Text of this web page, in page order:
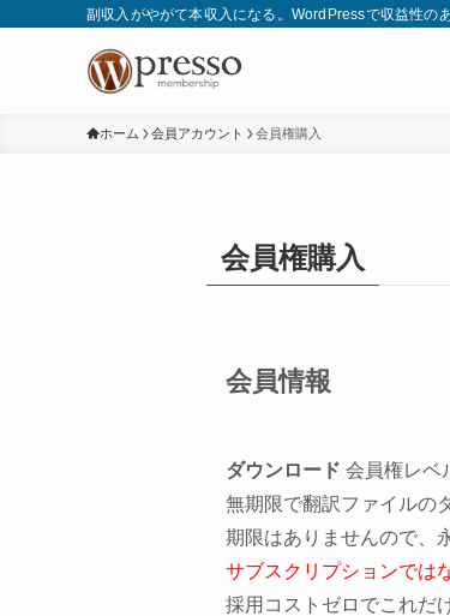
副収入がやがて本収入になる。WordPressで収益性の
ホーム 会員アカウント 会員権購入
会員権購入
会員情報
ダウンロード 会員権レベ
無期限で翻訳ファイルの
期限はありませんので、
サブスクリプションでは
採用コストゼロでこれだ